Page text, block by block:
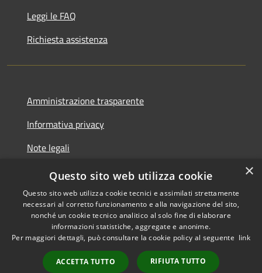
Leggi le FAQ
Richiesta assistenza
Amministrazione trasparente
Informativa privacy
Note legali
Dichiarazione di accessibilità
RSS
Accessibilità
Copyright © 2026 • Comune di
Municipium •
×
Questo sito web utilizza cookie
Questo sito web utilizza cookie tecnici e assimilati strettamente
necessari al corretto funzionamento e alla navigazione del sito,
nonché un cookie tecnico analitico al solo fine di elaborare
informazioni statistiche, aggregate e anonime.
Per maggiori dettagli, può consultare la cookie policy al seguente link
ACCETTA TUTTO RIFIUTA TUTTO